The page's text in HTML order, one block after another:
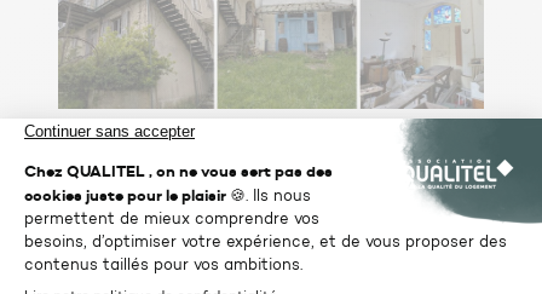
Un projet ouvert sur le territoire
Le Prieuré de Thomery s’inscrit dans un
projet plus large porté depuis 2018 par la
Maison des Cultures. L’association